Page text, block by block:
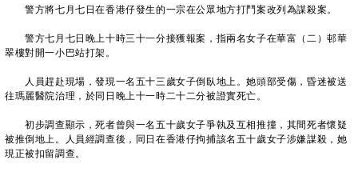
警方將七月七日在香港仔發生的一宗在公眾地方打鬥案改列為謀殺案。
警方七月七日晚上十時三十一分接獲報案，指兩名女子在華富（二）邨華
翠樓對開一小巴站打架。
人員趕赴現場，發現一名五十三歲女子倒臥地上。她頭部受傷，昏迷被送
往瑪麗醫院治理，於同日晚上十一時二十二分被證實死亡。
初步調查顯示，死者曾與一名五十歲女子爭執及互相推撞，其間死者懷疑
被推倒地上。人員經調查後，同日在香港仔拘捕該名五十歲女子涉嫌謀殺，她
現正被扣留調查。